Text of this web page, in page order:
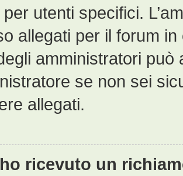
utenti specifici.
allegati per il forum
amministratori può
se non sei
allegati.
ricevuto un